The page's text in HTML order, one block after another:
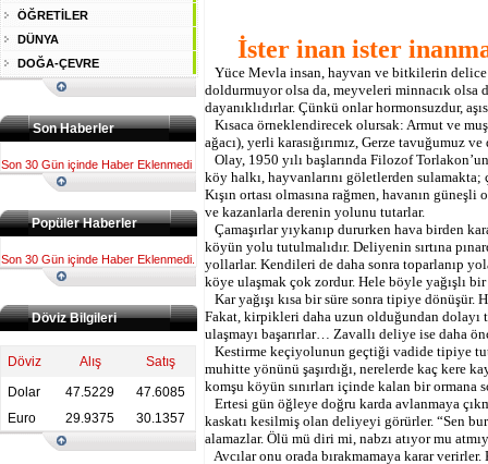
İster inan ister
Yüce Mevla insan, hayvan ve bitkilerin delice
doldurmuyor olsa da, meyveleri minnacık olsa
dayanıklıdırlar. Çünkü onlar hormonsuzdur,
Kısaca örneklendirecek olursak: Armut ve
ağacı), yerli karasığırımız, Gerze tavuğumuz
Olay, 1950 yılı başlarında Filozof
köy halkı, hayvanlarını göletlerden sulamakta;
Kışın ortası olmasına rağmen, havanın
ve kazanlarla derenin yolunu tutarlar.
Çamaşırlar yıykanıp dururken hava birden
köyün yolu tutulmalıdır. Deliyenin sırtına
yollarlar. Kendileri de daha sonra toparlanıp
köye ulaşmak çok zordur. Hele böyle yağışlı
Kar yağışı kısa bir süre sonra tipiye
Fakat, kirpikleri daha uzun olduğundan dolayı
ulaşmayı başarırlar… Zavallı deliye ise daha
Kestirme keçiyolunun geçtiği vadide tipiye
muhitte yönünü şaşırdığı, nerelerde kaç kere
komşu köyün sınırları içinde kalan bir
Ertesi gün öğleye doğru karda avlanmaya
kaskatı kesilmiş olan deliyeyi görürler. “Sen
alamazlar. Ölü mü diri mi, nabzı atıyor mu
Avcılar onu orada bırakmamaya karar
ÖĞRETİLER
DÜNYA
DOĞA-ÇEVRE
Son Haberler
Son 30 Gün içinde Haber Eklenmedi
Popüler Haberler
Son 30 Gün içinde Haber Eklenmedi.
Döviz Bilgileri
Döviz Alış
Satış
Dolar
47.5229
47.6085
Euro
29.9375 30.1357